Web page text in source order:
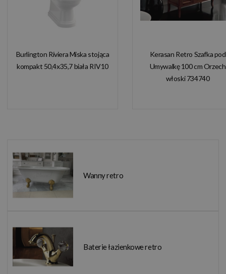
Burlington Riviera Miska stojąca
kompakt 50,4x35,7 biała RIV10
Kerasan Retro Szafka pod
Umywalkę 100 cm Orzech
włoski 734740
Wanny retro
Baterie łazienkowe retro